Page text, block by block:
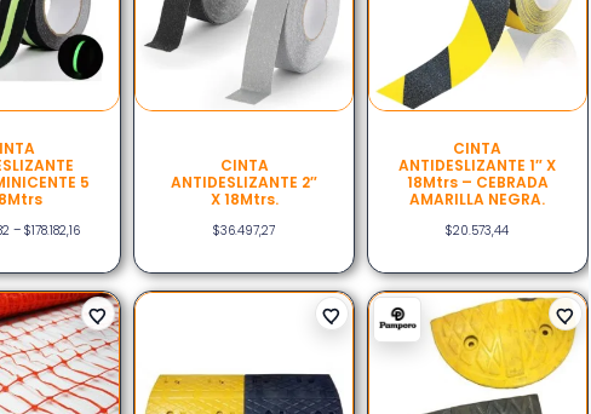
5
– $178.182,16
CINTA
ANTIDESLIZANTE 2″
X 18Mtrs.
$36.497,27
CINTA
ANTIDESLIZANTE 1″ X
18Mtrs – CEBRADA
AMARILLA NEGRA.
$20.573,44